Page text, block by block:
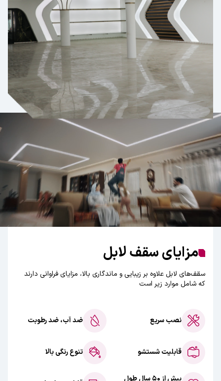
مزایای سقف لابل
سقف‌های لابل علاوه بر زیبایی و ماندگاری بالا، مزایای فراوانی دارند
که شامل موارد زیر است
نصب سریع ضد آب، ضد رطوبت
قابلیت شستشو تنوع رنگی بالا
بیش از ۵۰ سال طول